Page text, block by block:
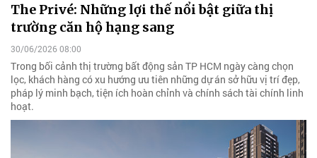
The Privé: Những lợi thế nổi bật giữa thị
trường căn hộ hạng sang
30/06/2026 08:00
Trong bối cảnh thị trường bất động sản TP HCM ngày càng chọn
lọc, khách hàng có xu hướng ưu tiên những dự án sở hữu vị trí đẹp,
pháp lý minh bạch, tiện ích hoàn chỉnh và chính sách tài chính linh
hoạt.